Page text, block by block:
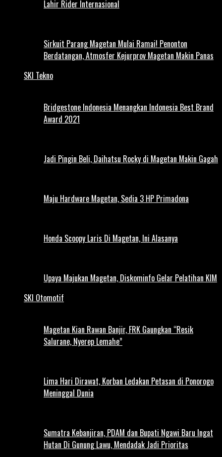
Lahir Rider Internasional
Sirkuit Parang Magetan Mulai Ramai! Penonton
Berdatangan, Atmosfer Kejurprov Magetan Makin Panas
SKI Tekno
Bridgestone Indonesia Menangkan Indonesia Best Brand
Award 2021
Jadi Pingin Beli, Daihatsu Rocky di Magetan Makin Gagah
Maju Hardware Magetan, Sedia 3 HP Primadona
Honda Scoopy Laris Di Magetan, Ini Alasanya
Upaya Majukan Magetan, Diskominfo Gelar Pelatihan KIM
SKI Otomotif
Magetan Kian Rawan Banjir, FRK Gaungkan “Resik
Salurane, Nyerep Lemahe”
Lima Hari Dirawat, Korban Ledakan Petasan di Ponorogo
Meninggal Dunia
Sumatra Kebanjiran, PDAM dan Bupati Ngawi Baru Ingat
Hutan Di Gunung Lawu, Mendadak Jadi Prioritas